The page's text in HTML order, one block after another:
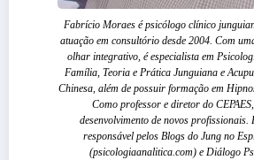
Fabrício Moraes é psicólogo clínico
atuação em consultório desde 2004. Com
olhar integrativo, é especialista em
Família, Teoria e Prática Junguiana e
Chinesa, além de possuir formação em
Como professor e diretor do
desenvolvimento de novos profissionais.
responsável pelos Blogs do Jung no
(psicologiaanalitica.com) e Diálogo